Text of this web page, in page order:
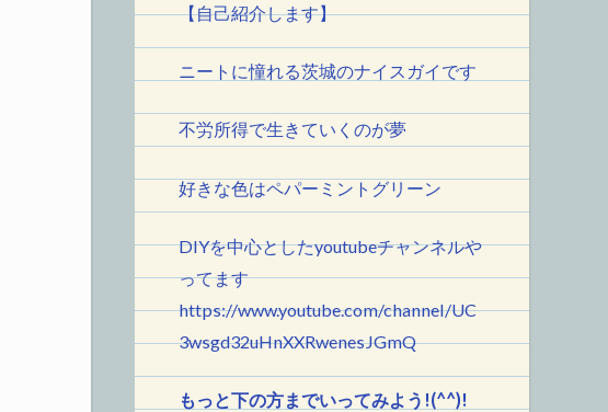
【自己紹介します】
ニートに憧れる茨城のナイスガイです
不労所得で生きていくのが夢
好きな色はペパーミントグリーン
DIYを中心としたyoutubeチャンネルや
ってます
https://www.youtube.com/channel/UC
3wsgd32uHnXXRwenesJGmQ
もっと下の方までいってみよう!(^^)!